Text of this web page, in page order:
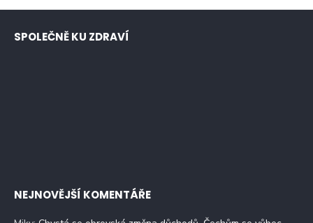
SPOLEČNĚ KU ZDRAVÍ
NEJNOVĚJŠÍ KOMENTÁŘE